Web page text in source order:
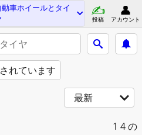
動車ホイールとタイ
投稿 アカウント
れています
最新
1 4 の